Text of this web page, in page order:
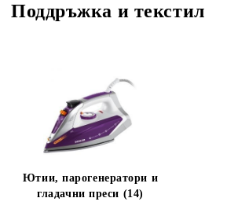
Поддръжка и текстил
Ютии, парогенератори и
гладачни преси (14)